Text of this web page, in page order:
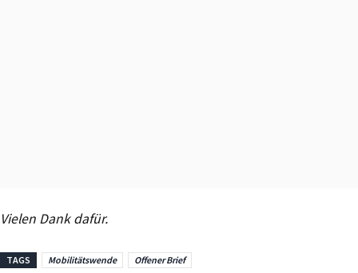
Vielen Dank dafür.
TAGS Mobilitätswende Offener Brief